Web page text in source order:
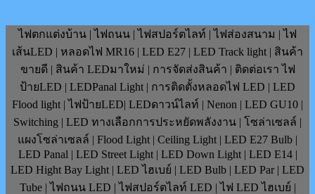
ไฟตกแต่งบ้าน | ไฟถนน | ไฟสปอร์ตไลท์ | ไฟส่องสนาม | ไฟ
เส้นLED | หลอดไฟ MR16 | LED E27 | LED Track light | สินค้า
ขายดี | สินค้า LEDมาใหม่ | การจัดส่งสินค้า | ติดต่อเรา ไฟ
ป้ายLED | LEDPanal Light | การติดตั้งหลอดไฟ LED | LED
Flood light | ไฟป้ายLED| LEDดาวน์ไลท์ | Nenon | LED GU10 |
Switching | LED ทางเลือกการประหยัดพลังงาน | โซล่าเซลล์ |
แผงโซล่าเซลล์ | Flood Light | Ceiling Light | LED E27 Bulb |
LED Panal | LED Street Light | LED Down Light | LED E14 |
LED Hight Bay Light | LED ไฮเบย์ | LED Bulb | LED Par | LED
Tube | ไฟถนน LED | ไฟสปอร์ตไลท์ LED | ไฟ LED ไฮเบย์ |